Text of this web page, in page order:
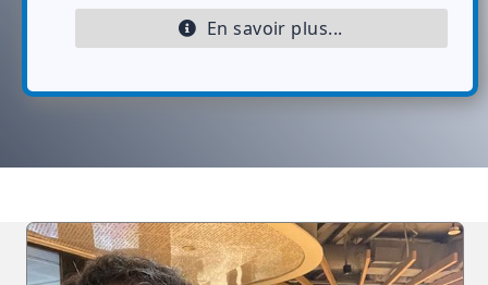
En savoir plus...